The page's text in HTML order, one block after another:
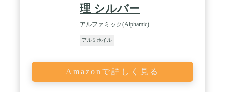
理 シルバー
アルファミック(Alphamic)
アルミホイル
Amazonで詳しく見る